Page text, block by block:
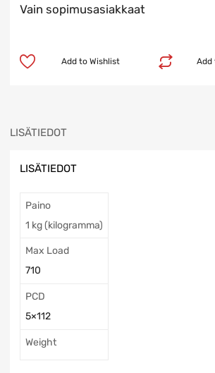
Vain sopimusasiakkaat
Add
Add to Wishlist
LISÄTIEDOT
LISÄTIEDOT
Paino
1 kg (kilogramma)
Max Load
710
PCD
5×112
Weight